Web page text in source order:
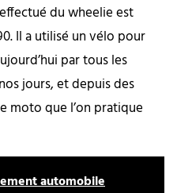
du wheelie est
Il a utilisé un vélo pour
par tous les
jours, et depuis des
moto que l’on pratique
automobile